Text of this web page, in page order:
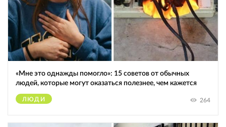
«Мне это однажды помогло»: 15 советов от обычных
людей, которые могут оказаться полезнее, чем кажется
ЛЮДИ 264